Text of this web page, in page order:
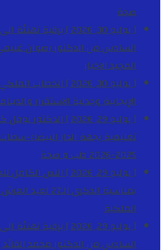
صحة
[ يوليو 30, 2026 ]
برقية تهنئة
السادس من الدكتور رضوان
المجيدالاخبار
[ يوليو 30, 2026 ]
الخطاب
الإيجابية وجدلية الاستقرار
[ يوليو 29, 2026 ]
تعليمية بجهة الدار البيضاء-
2025-2026
طب و صحة
[ يوليو 29, 2026 ]
النص الكامل
بمناسبة الذكرى الـ27 لعيد العرش المجيد
الملكية
[ يوليو 29, 2026 ]
برقية تهنئة
السادس من الدكتور محمد